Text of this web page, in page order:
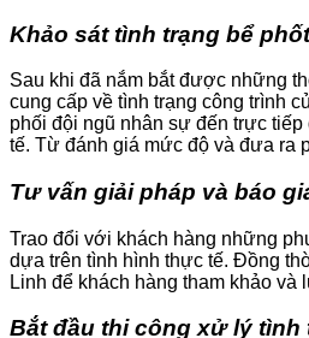
Khảo sát tình trạng bể
Sau khi đã nắm bắt được những
cung cấp về tình trạng công trình
phối đội ngũ nhân sự đến trực
tế. Từ đánh giá mức độ và đưa ra
Tư vấn giải pháp và báo
Trao đổi với khách hàng những
dựa trên tình hình thực tế. Đồng
Linh để khách hàng tham khảo và
Bắt đầu thi công xử lý tình